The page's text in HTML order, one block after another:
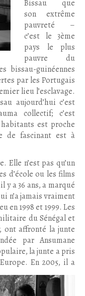
Bissau que
son extrême
pauvreté –
c’est le 3ème
pays le plus
pauvre du
bissau-guinéennes
par les Portugais
lieu l’esclavage.
aujourd’hui c’est
collectif; c’est
est proche
de fascinant est à
Elle n’est pas qu’un
d’école ou les films
y a 36 ans, a marqué
n’a jamais vraiment
en 1998 et 1999. Les
du Sénégal et
ont affronté la junte
par Ansumane
la junte a pris
En 2005, il a